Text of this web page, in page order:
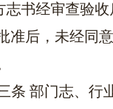
志书经审查验
准后，未经同
条 部门志、行